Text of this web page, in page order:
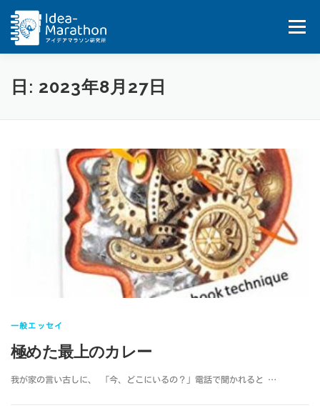
メニュー
HOME IDEA-MARATHON
COMPANY CONTACT
日: 2023年8月27日
一般エッセイ
極めた最上のカレー
我が家の言い古しに、 「今、どこにいるの？」電話で聞かれると …